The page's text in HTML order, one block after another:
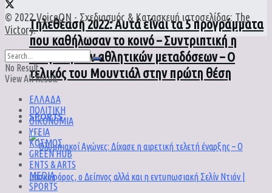
Τηλεθέαση 2022: Αυτά είναι τα 5 προγράμματα
που καθήλωσαν το κοινό – Συντριπτική η
υπεροχή των αθλητικών μεταδόσεων – Ο
τελικός του Μουντιάλ στην πρώτη θέση
SPORTS
© 2022VoiceON - Σχεδιασμός & Κατασκευή ιστοσελίδας: The
Victory.
No Result
View All Result
ΕΛΛΑΔΑ
ΠΟΛΙΤΙΚΗ
ΟΙΚΟΝΟΜΙΑ
ΥΓΕΙΑ
ΚΟΣΜΟΣ
GREEN HUB
ENTS & ARTS
MEDIA
SPORTS